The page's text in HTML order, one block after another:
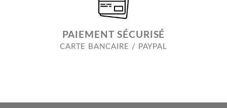
PAIEMENT SÉCURISÉ
CARTE BANCAIRE / PAYPAL